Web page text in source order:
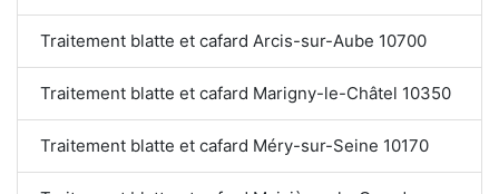
Traitement blatte et cafard Arcis-sur-Aube 10700
Traitement blatte et cafard Marigny-le-Châtel 10350
Traitement blatte et cafard Méry-sur-Seine 10170